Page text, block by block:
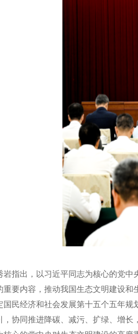
岩指出，以习近平同志为核心的党中
重要内容，推动我国生态文明建设和
国民经济和社会发展第十五个五年规
，协同推进降碳、减污、扩绿、增